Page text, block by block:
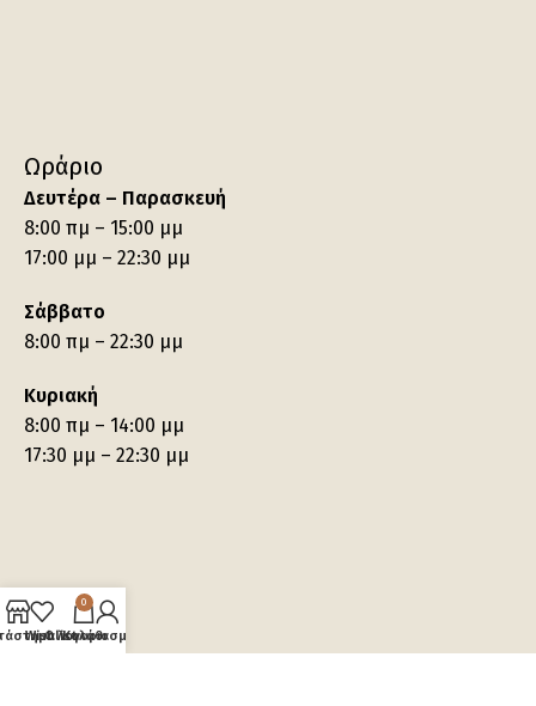
Ωράριο
Δευτέρα – Παρασκευή
8:00 πμ – 15:00 μμ
17:00 μμ – 22:30 μμ
Σάββατο
8:00 πμ – 22:30 μμ
Κυριακή
8:00 πμ – 14:00 μμ
17:30 μμ – 22:30 μμ
Wishlist
0
Καλάθι
Ο λογαριασμός μου